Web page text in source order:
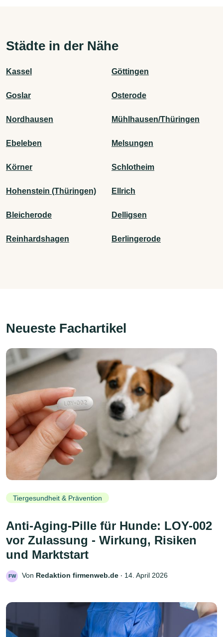
Städte in der Nähe
Kassel Göttingen
Goslar Osterode
Nordhausen Mühlhausen/Thüringen
Ebeleben Melsungen
Körner Schlotheim
Hohenstein (Thüringen) Ellrich
Bleicherode Delligsen
Reinhardshagen Berlingerode
Neueste Fachartikel
Tiergesundheit & Prävention
Anti-Aging-Pille für Hunde: LOY-002
vor Zulassung - Wirkung, Risiken
und Marktstart
FW Von Redaktion firmenweb.de ‧ 14. April 2026